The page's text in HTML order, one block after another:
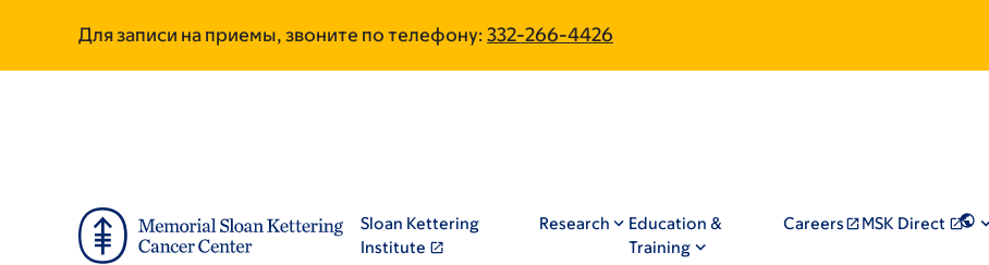
main
footer
Для записи на приемы, звоните по телефону: 332-266-4426
Sloan Kettering
Institute
Research
Education &
Training
Careers MSK Direct